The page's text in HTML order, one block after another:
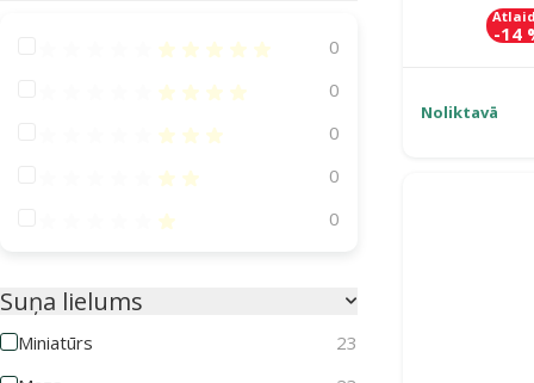
Atsauksmes 100%
0
Atsauksmes 80%
0
Atsauksmes 60%
0
Atsauksmes 40%
0
Atsauksmes 20%
0
Suņa lielums
Miniatūrs
23
-14
Noliktavā